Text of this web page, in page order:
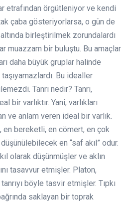
etrafından örgütleniyor ve kendi
çaba gösteriyorlarsa, o gün de
birleştirilmek zorundalardı
muazzam bir buluştu. Bu amaçlar
daha büyük gruplar halinde
Bu idealler
Tanrı nedir? Tanrı,
bir varlıktır. Yani, varlıkları
ve anlam veren ideal bir varlık.
bereketli, en cömert, en çok
en “saf akıl” odur.
olarak düşünmüşler ve aklın
tasavvur etmişler. Platon,
böyle tasvir etmişler. Tıpkı
saklayan bir toprak